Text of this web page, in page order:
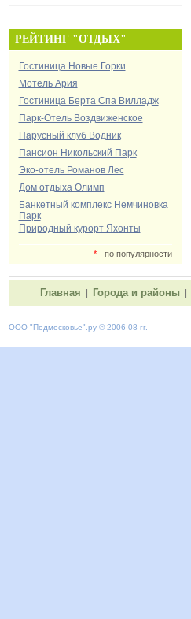
РЕЙТИНГ "ОТДЫХ"
Гостиница Новые Горки
Мотель Ария
Гостиница Берта Спа Вилладж
Парк-Отель Воздвиженское
Парусный клуб Водник
Пансион Никольский Парк
Эко-отель Романов Лес
Дом отдыха Олимп
Банкетный комплекс Немчиновка
Парк
Природный курорт Яхонты
*- по популярности
Главная Города и районы
ООО "Подмосковье" .ру © 2006-08 гг.